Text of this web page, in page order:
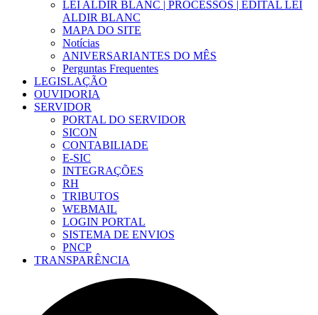
LEI ALDIR BLANC | PROCESSOS | EDITAL LEI
ALDIR BLANC
MAPA DO SITE
Notícias
ANIVERSARIANTES DO MÊS
Perguntas Frequentes
LEGISLAÇÃO
OUVIDORIA
SERVIDOR
PORTAL DO SERVIDOR
SICON
CONTABILIADE
E-SIC
INTEGRAÇÕES
RH
TRIBUTOS
WEBMAIL
LOGIN PORTAL
SISTEMA DE ENVIOS
PNCP
TRANSPARÊNCIA